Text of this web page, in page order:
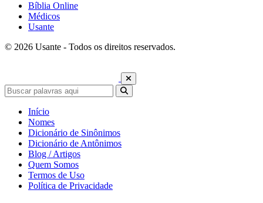
Bíblia Online
Médicos
Usante
© 2026 Usante - Todos os direitos reservados.
Início
Nomes
Dicionário de Sinônimos
Dicionário de Antônimos
Blog / Artigos
Quem Somos
Termos de Uso
Política de Privacidade